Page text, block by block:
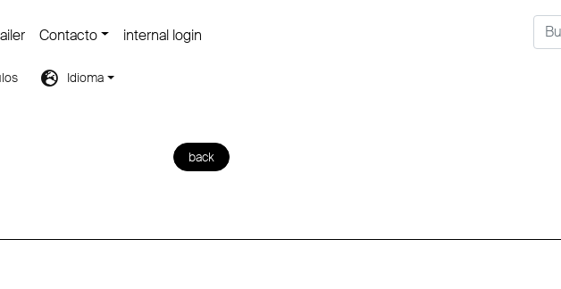
Idioma
Contacto internal login
back